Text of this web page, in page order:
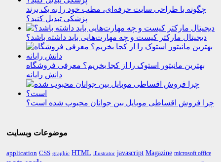
چگونه با طراحی سایت حرفه‌ای، مطب خود را به یک برند
پزشکی تبدیل کنید؟
دیجیتال مارکتر کیست و چه مهارت‌هایی باید داشته باشد؟
بهترین مانیتور استوک را از کجا بخریم؟ معرفی فروشگاه
دانش رایانه
چرا فروش اقساطی موبایل بین جوانان محبوب شده است؟
موضوعات وبسایت
application CSS graphic HTML illustrator javascript Magazine microsoft office